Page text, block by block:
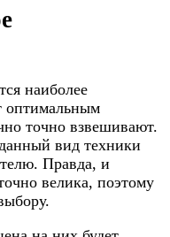
наиболее
оптимальным
точно взвешивают.
вид техники
Правда, и
велика, поэтому